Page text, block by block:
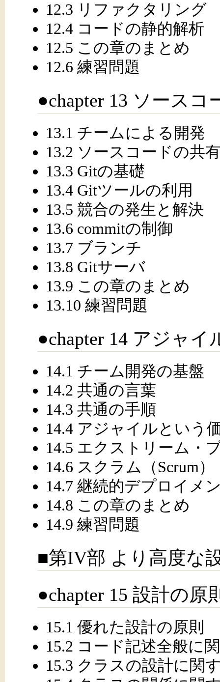
12.3 リファクタリング
12.4 コードの静的解析
12.5 この章のまとめ
12.6 練習問題
●chapter 13 ソース
13.1 チームによる開発
13.2 ソースコードの共
13.3 Gitの基礎
13.4 Gitツールの利用
13.5 競合の発生と解決
13.6 commitの制御
13.7 ブランチ
13.8 Gitサーバ
13.9 この章のまとめ
13.10 練習問題
●chapter 14 アジャイ
14.1 チーム開発の基盤
14.2 共通の言葉
14.3 共通の手順
14.4 アジャイルという
14.5 エクストリーム・
14.6 スクラム（Scrum）
14.7 継続的デプロイメ
14.8 この章のまとめ
14.9 練習問題
■第IV部 より高度な
●chapter 15 設計の
15.1 優れた設計の原則
15.2 コード記述全般に
15.3 クラスの設計に関